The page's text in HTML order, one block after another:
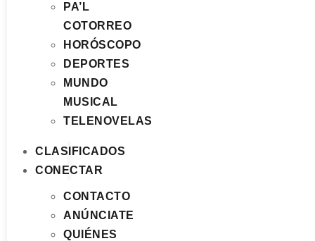
PA’L
COTORREO
HORÓSCOPO
DEPORTES
MUNDO
MUSICAL
TELENOVELAS
CLASIFICADOS
CONECTAR
CONTACTO
ANÚNCIATE
QUIÉNES